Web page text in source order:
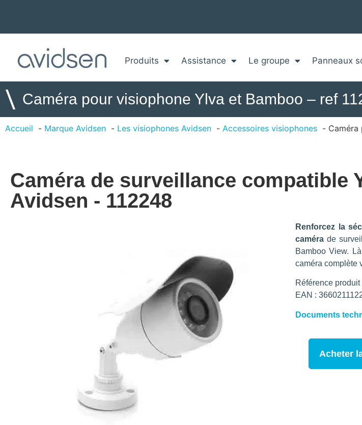
Produits Assistance Le groupe Panneaux
\ Caméra pour visiophone Ylva et Bamboo – ref
Accueil Marque Avidsen Les visiophones Avidsen Accessoires visiophones Caméra
Caméra de surveillance compatible
Avidsen - 112248
Renforcez la
caméra de
Bamboo View.
caméra complète
Référence produit
EAN :
Documents
Acheter